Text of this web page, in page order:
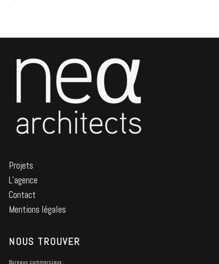
.
Projets
L’agence
Contact
Mentions légales
NOUS TROUVER
Bureaux commerciaux :